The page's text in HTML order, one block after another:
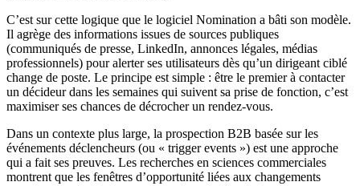
C’est sur cette logique que le logiciel Nomination a bâti son modèle.
Il agrège des informations issues de sources publiques
(communiqués de presse, LinkedIn, annonces légales, médias
professionnels) pour alerter ses utilisateurs dès qu’un dirigeant ciblé
change de poste. Le principe est simple : être le premier à contacter
un décideur dans les semaines qui suivent sa prise de fonction, c’est
maximiser ses chances de décrocher un rendez-vous.
Dans un contexte plus large, la prospection B2B basée sur les
événements déclencheurs (ou « trigger events ») est une approche
qui a fait ses preuves. Les recherches en sciences commerciales
montrent que les fenêtres d’opportunité liées aux changements